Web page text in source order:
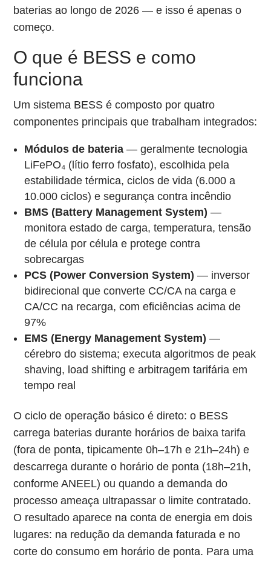
baterias ao longo de 2026 — e isso é apenas o
começo.
O que é BESS e como
funciona
Um sistema BESS é composto por quatro
componentes principais que trabalham integrados:
Módulos de bateria — geralmente tecnologia
LiFePO₄ (lítio ferro fosfato), escolhida pela
estabilidade térmica, ciclos de vida (6.000 a
10.000 ciclos) e segurança contra incêndio
BMS (Battery Management System) —
monitora estado de carga, temperatura, tensão
de célula por célula e protege contra
sobrecargas
PCS (Power Conversion System) — inversor
bidirecional que converte CC/CA na carga e
CA/CC na recarga, com eficiências acima de
97%
EMS (Energy Management System) —
cérebro do sistema; executa algoritmos de peak
shaving, load shifting e arbitragem tarifária em
tempo real
O ciclo de operação básico é direto: o BESS
carrega baterias durante horários de baixa tarifa
(fora de ponta, tipicamente 0h–17h e 21h–24h) e
descarrega durante o horário de ponta (18h–21h,
conforme ANEEL) ou quando a demanda do
processo ameaça ultrapassar o limite contratado.
O resultado aparece na conta de energia em dois
lugares: na redução da demanda faturada e no
corte do consumo em horário de ponta. Para uma